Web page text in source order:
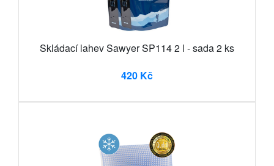
Skládací lahev Sawyer SP114 2 l - sada 2 ks
420 Kč